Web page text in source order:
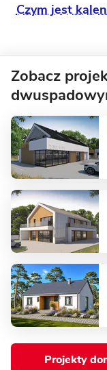
Czym jest
Zobacz
Projekty